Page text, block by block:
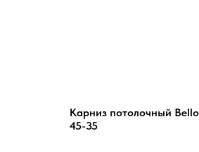
Карниз потолочный
45-35